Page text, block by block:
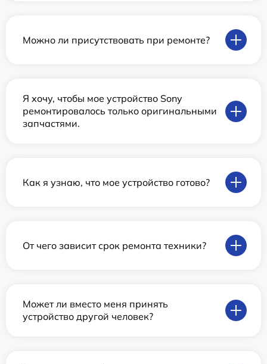
Можно ли присутствовать при ремонте?
Я хочу, чтобы мое устройство Sony
ремонтировалось только оригинальными
запчастями.
Как я узнаю, что мое устройство готово?
От чего зависит срок ремонта техники?
Может ли вместо меня принять
устройство другой человек?